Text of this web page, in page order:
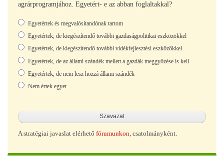
agrárprogramjához. Egyetért- e az abban foglaltakkal?
Választások
Egyetértek és megvalósítandónak tartom
Egyetértek, de kiegészítendő további gazdaságpolitikai eszközökkel
Egyetértek, de kiegészítendő további vidékfejlesztési eszközökkel
Egyetértek, de az állami szándék mellett a gazdák meggyőzése is kell
Egyetértek, de nem lesz hozzá állami szándék
Nem értek egyet
A stratégiai javaslat elérhető fórumunkon, csatolmányként.